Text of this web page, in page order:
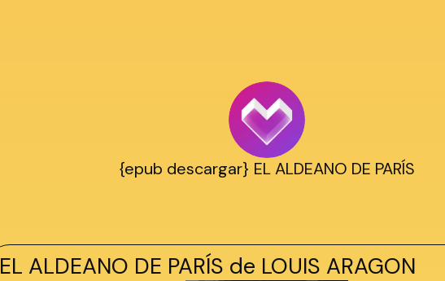
{epub descargar} EL ALDEANO DE PARÍS
EL ALDEANO DE PARÍS de LOUIS ARAGON